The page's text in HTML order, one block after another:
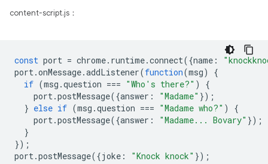
content-script.js：
const port = chrome. runtime.connect({name :
port.onMessage.addListener(function(msg)
{
if (msg .question === "Who's there?" )
{
port.postMessage({answer : "Madame" });
} else if (msg .question === "Madame who?" )
{
port.postMessage({answer : "Madame... Bovary" });
}
});
port.postMessage({joke : "Knock knock" });